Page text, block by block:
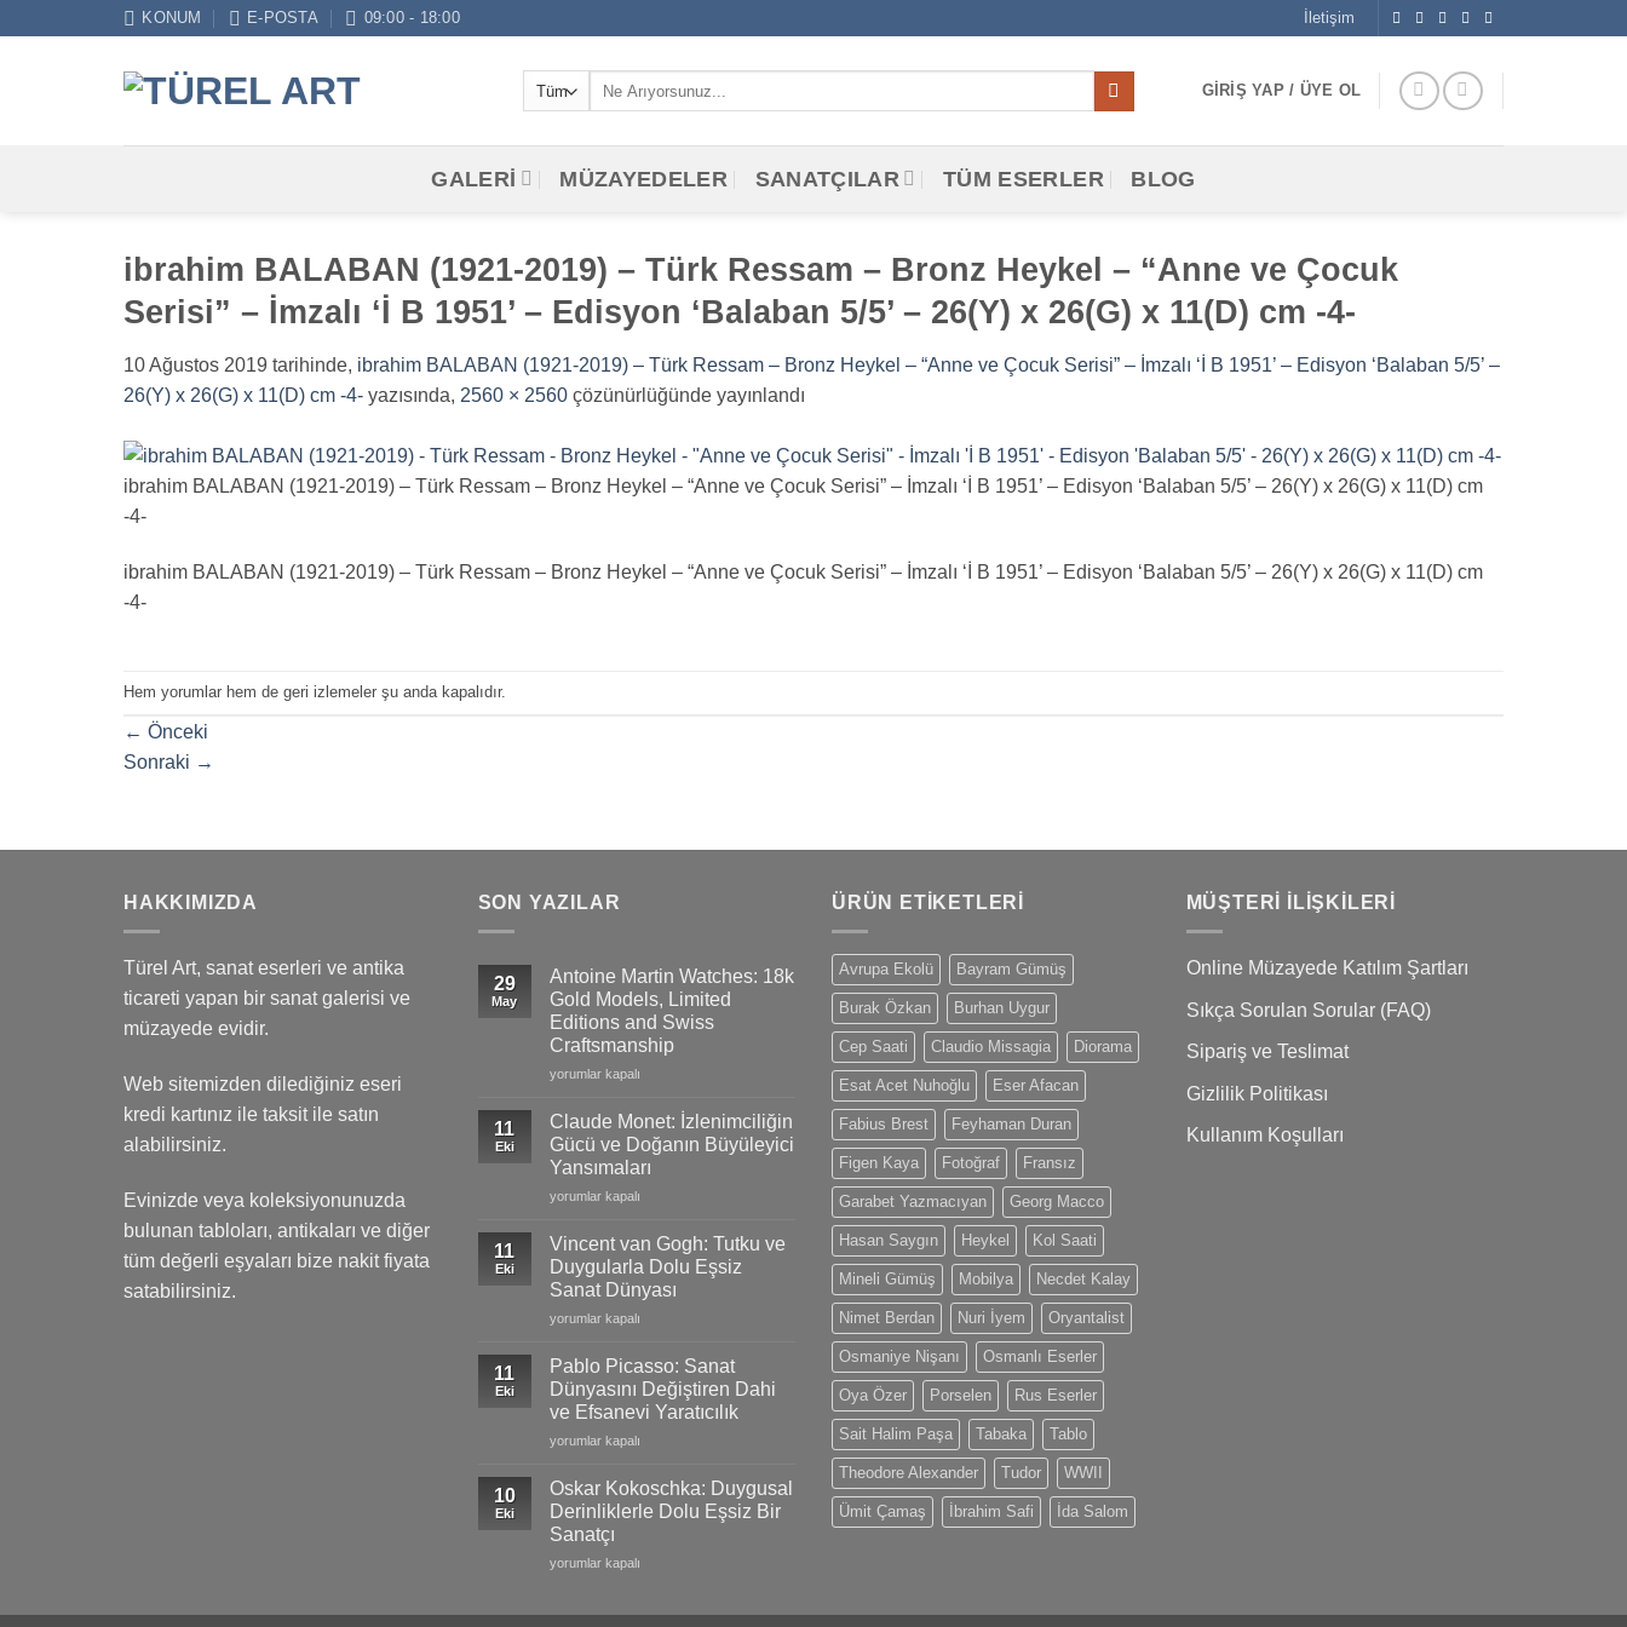
KONUM E-POSTA 09:00 - 18:00 İletişim
GIRIŞ YAP / ÜYE OL
GALERİ MÜZAYEDELER SANATÇILAR TÜM ESERLER BLOG
ibrahim BALABAN (1921-2019) – Türk Ressam – Bronz Heykel – “Anne ve Çocuk
Serisi” – İmzalı ‘İ B 1951’ – Edisyon ‘Balaban 5/5’ – 26(Y) x 26(G) x 11(D) cm -4-
10 Ağustos 2019 tarihinde, ibrahim BALABAN (1921-2019) – Türk Ressam – Bronz Heykel – “Anne ve Çocuk Serisi” – İmzalı ‘İ B 1951’ – Edisyon ‘Balaban 5/5’ –
26(Y) x 26(G) x 11(D) cm -4- yazısında, 2560 × 2560 çözünürlüğünde yayınlandı
ibrahim BALABAN (1921-2019) – Türk Ressam – Bronz Heykel – “Anne ve Çocuk Serisi” – İmzalı ‘İ B 1951’ – Edisyon ‘Balaban 5/5’ – 26(Y) x 26(G) x 11(D) cm
-4-
ibrahim BALABAN (1921-2019) – Türk Ressam – Bronz Heykel – “Anne ve Çocuk Serisi” – İmzalı ‘İ B 1951’ – Edisyon ‘Balaban 5/5’ – 26(Y) x 26(G) x 11(D) cm
-4-
Hem yorumlar hem de geri izlemeler şu anda kapalıdır.
← Önceki
Sonraki →
HAKKIMIZDA
Türel Art, sanat eserleri ve antika
ticareti yapan bir sanat galerisi ve
müzayede evidir.
Web sitemizden dilediğiniz eseri
kredi kartınız ile taksit ile satın
alabilirsiniz.
Evinizde veya koleksiyonunuzda
bulunan tabloları, antikaları ve diğer
tüm değerli eşyaları bize nakit fiyata
satabilirsiniz.
SON YAZILAR
29
May
Antoine Martin Watches: 18k
Gold Models, Limited
Editions and Swiss
Craftsmanship
Antoine
Watches:
18k
Gold
Models,
Limited
and
Swiss
Craftsmanship
için
yorumlar kapalı
11
Eki
Claude Monet: İzlenimciliğin
Gücü ve Doğanın Büyüleyici
Yansımaları
Claude
İzlenimciliğin
Gücü
ve
Doğanın
Büyüleyici
için
yorumlar kapalı
11
Eki
Vincent van Gogh: Tutku ve
Duygularla Dolu Eşsiz
Sanat Dünyası
Vincent
Gogh:
Tutku
ve
Duygularla
Dolu
Sanat
Dünyası
için
yorumlar kapalı
11
Eki
Pablo Picasso: Sanat
Dünyasını Değiştiren Dahi
ve Efsanevi Yaratıcılık
Pablo
Sanat
Dünyasını
Değiştiren
Dahi
ve
yorumlar kapalı
10
Eki
Oskar Kokoschka: Duygusal
Derinliklerle Dolu Eşsiz Bir
Sanatçı
Oskar
yorumlar kapalı
ÜRÜN ETIKETLERI
Avrupa Ekolü Bayram Gümüş
Burak Özkan Burhan Uygur
Cep Saati Claudio Missagia Diorama
Esat Acet Nuhoğlu Eser Afacan
Fabius Brest Feyhaman Duran
Figen Kaya Fotoğraf Fransız
Garabet Yazmacıyan Georg Macco
Hasan Saygın Heykel Kol Saati
Mineli Gümüş Mobilya Necdet Kalay
Nimet Berdan Nuri İyem Oryantalist
Osmaniye Nişanı Osmanlı Eserler
Oya Özer Porselen Rus Eserler
Sait Halim Paşa Tabaka Tablo
Theodore Alexander Tudor WWII
Ümit Çamaş İbrahim Safi İda Salom
MÜŞTERI İLIŞKILERI
Online Müzayede Katılım Şartları
Sıkça Sorulan Sorular (FAQ)
Sipariş ve Teslimat
Gizlilik Politikası
Kullanım Koşulları